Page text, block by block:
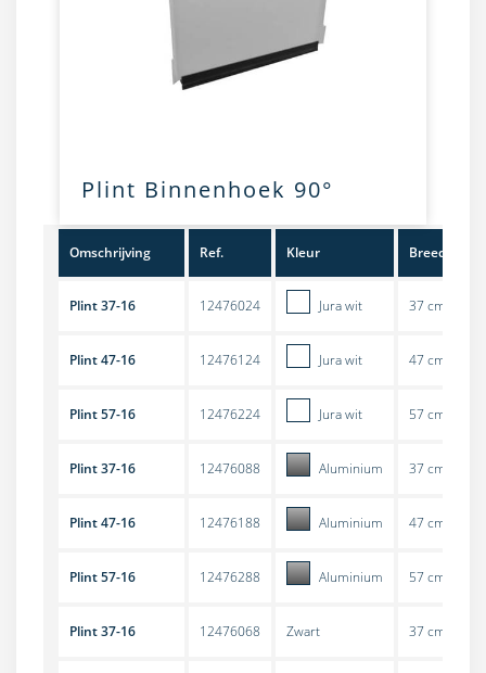
Plint Binnenhoek 90°
Omschrijving Ref. Kleur Breedte
Plint 37-16 12476024 Jura wit 37 cm
Plint 47-16 12476124 Jura wit 47 cm
Plint 57-16 12476224 Jura wit 57 cm
Plint 37-16 12476088 Aluminium 37 cm
Plint 47-16 12476188 Aluminium 47 cm
Plint 57-16 12476288 Aluminium 57 cm
Plint 37-16 12476068 Zwart 37 cm